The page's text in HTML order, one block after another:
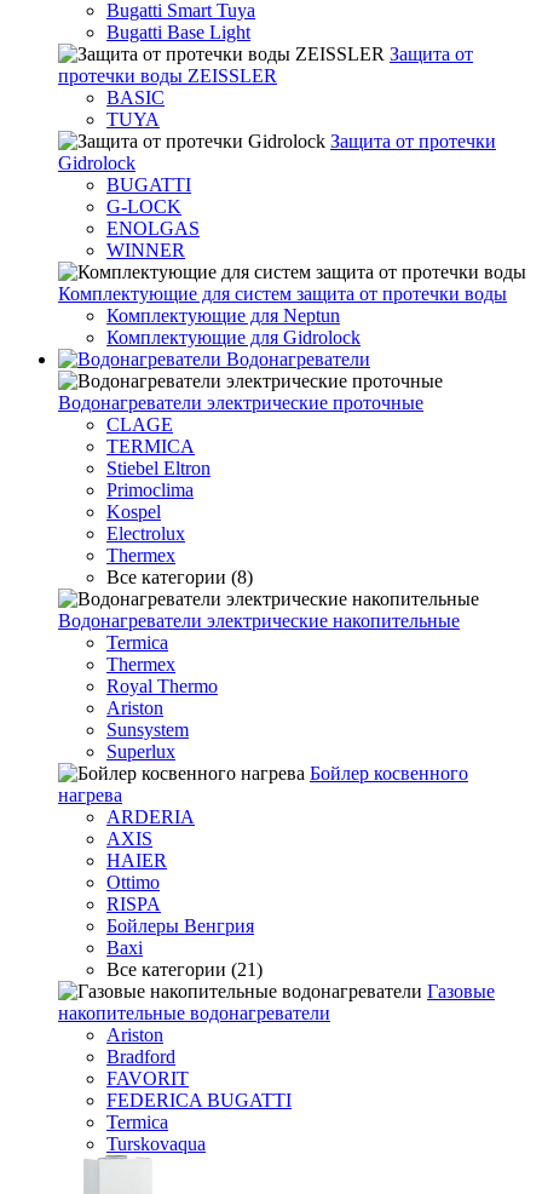
Bugatti Smart Tuya
Bugatti Base Light
Защита от
протечки воды ZEISSLER
BASIC
TUYA
Защита от протечки
Gidrolock
BUGATTI
G-LOCK
ENOLGAS
WINNER
Комплектующие для систем защита от протечки воды
Комплектующие для Neptun
Комплектующие для Gidrolock
Водонагреватели
Водонагреватeли электрические проточные
CLAGE
TERMICA
Stiebel Eltron
Primoclima
Kospel
Electrolux
Thermex
Все категории (8)
Водонагреватели электрические накопительные
Termica
Thermex
Royal Thermo
Ariston
Sunsystem
Superlux
Бойлер косвенного
нагрева
ARDERIA
AXIS
HAIER
Ottimo
RISPA
Бойлеры Венгрия
Baxi
Все категории (21)
Газовые
накопительные водонагреватели
Ariston
Bradford
FAVORIT
FEDERICA BUGATTI
Termica
Turskovaqua